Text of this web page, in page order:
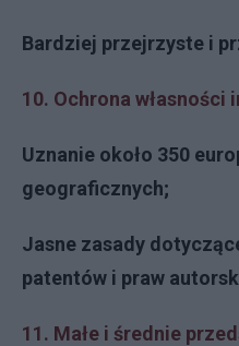
Bardziej przejrzyste i
10. Ochrona własności
Uznanie około 350
geograficznych;
Jasne zasady
patentów i praw
11. Małe i średnie